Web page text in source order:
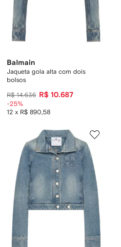
Balmain
Jaqueta gola alta com dois
bolsos
R$ 14.636 R$ 10.687
12 x R$ 890,58
-25%